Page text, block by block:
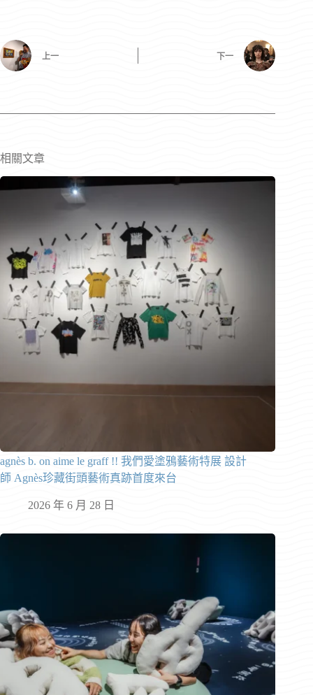
上一 下一
相關文章
agnès b. on aime le graff !! 我們愛塗鴉藝術特展 設計
師 Agnès珍藏街頭藝術真跡首度來台
2026 年 6 月 28 日